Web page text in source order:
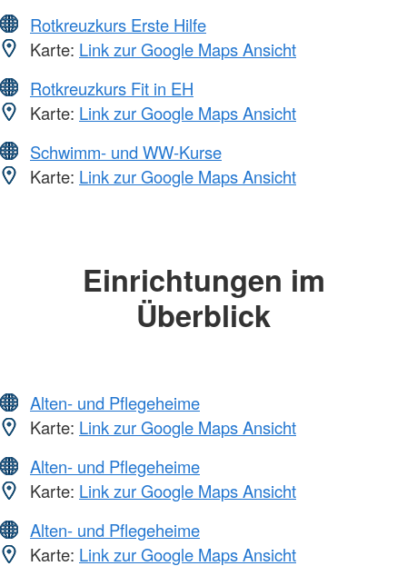
Rotkreuzkurs Erste Hilfe
Karte: Link zur Google Maps Ansicht
Rotkreuzkurs Fit in EH
Karte: Link zur Google Maps Ansicht
Schwimm- und WW-Kurse
Karte: Link zur Google Maps Ansicht
Einrichtungen im
Überblick
Alten- und Pflegeheime
Karte: Link zur Google Maps Ansicht
Alten- und Pflegeheime
Karte: Link zur Google Maps Ansicht
Alten- und Pflegeheime
Karte: Link zur Google Maps Ansicht